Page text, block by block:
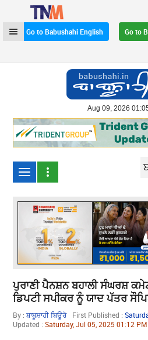
Go to Babushahi English
Go to
Aug 09, 2026
ਪੁਰਾਣੀ ਪੈਨਸ਼ਨ ਬਹਾਲੀ ਸੰਘਰਸ਼
ਡਿਪਟੀ ਸਪੀਕਰ ਨੂੰ ਯਾਦ ਪੱਤਰ
By :ਬਾਬੂਸ਼ਾਹੀ ਬਿਊਰੋ First Published :
Updated :Saturday, Jul 05, 2025 01:12 PM